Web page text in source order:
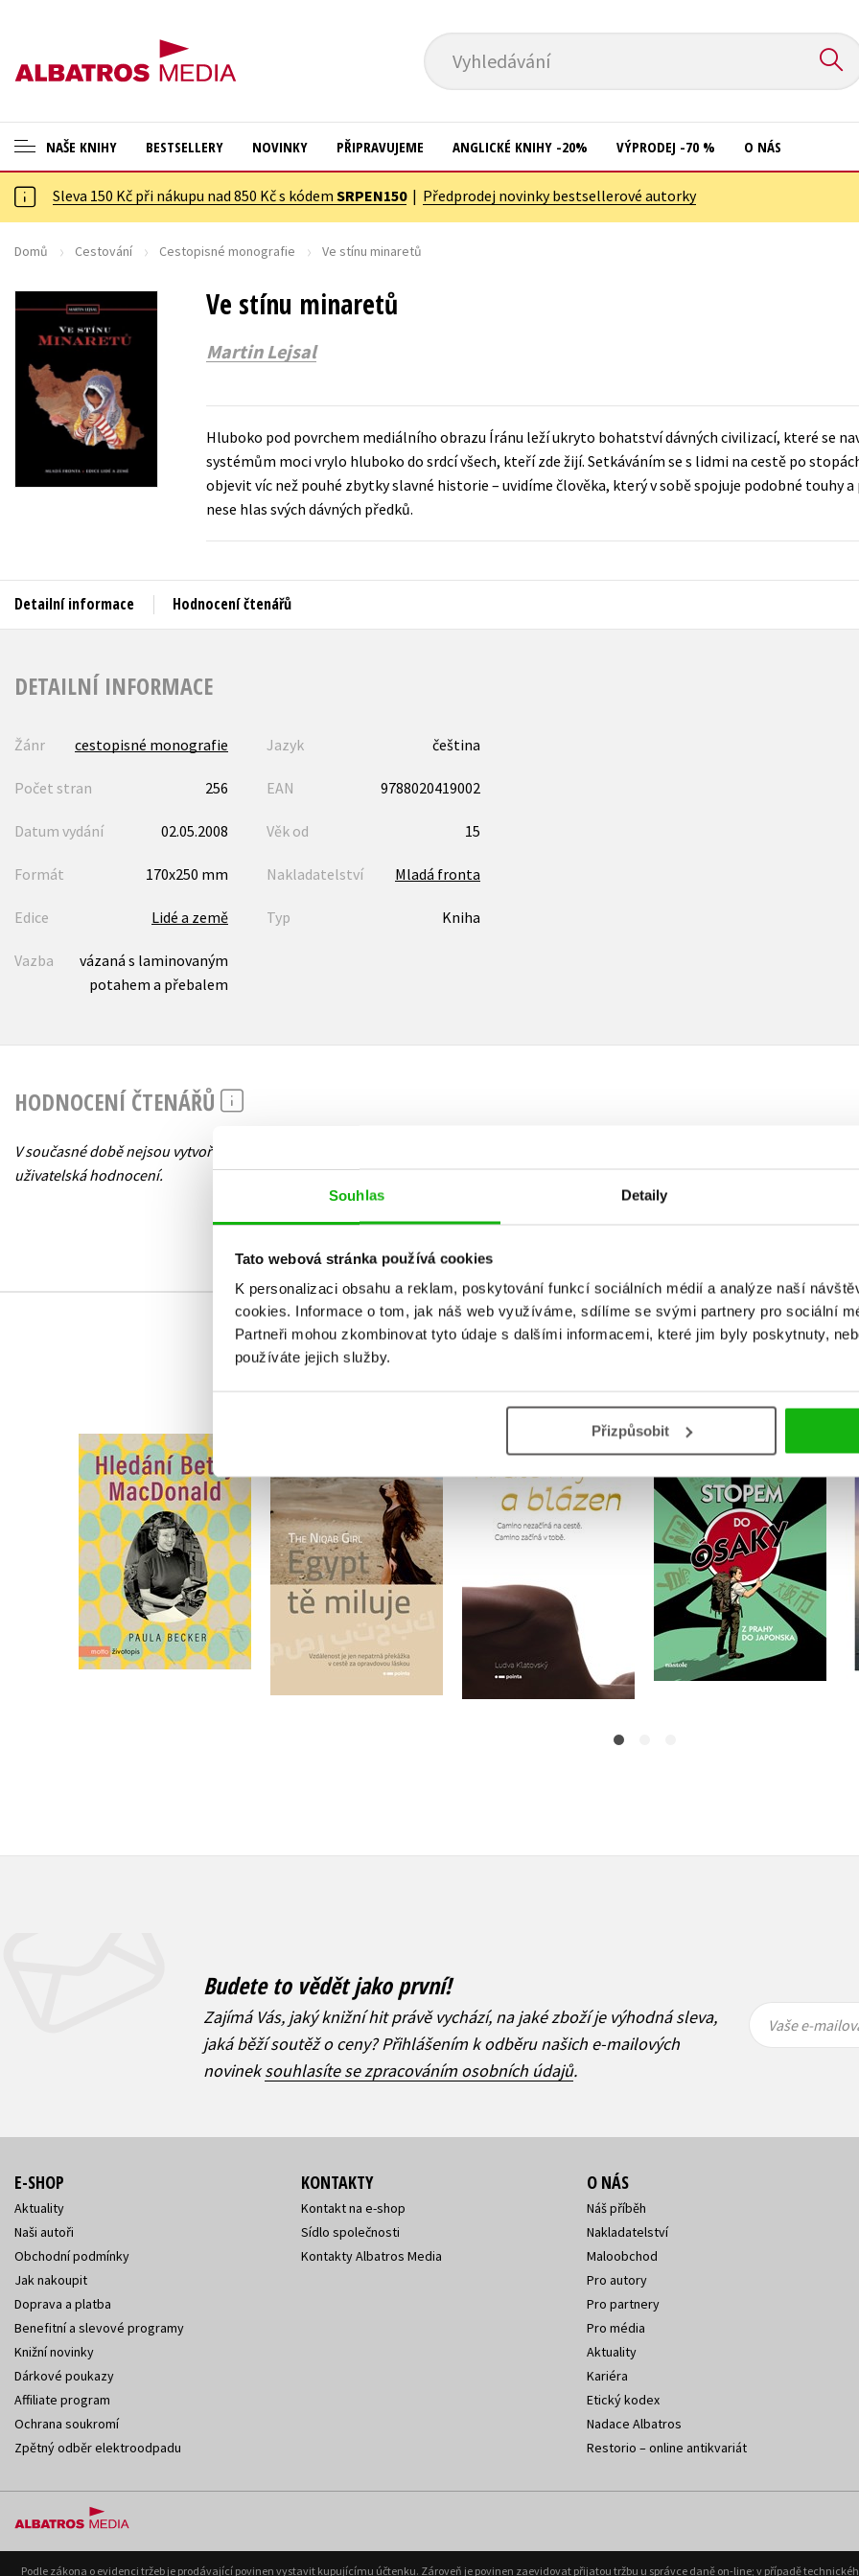
Souhlas Detaily
Tato webová stránka používá cookies
K personalizaci obsahu a reklam, poskytování funkcí sociálních médií a analýze naší
cookies. Informace o tom, jak náš web využíváme, sdílíme se svými partnery pro sociální
Partneři mohou zkombinovat tyto údaje s dalšími informacemi, které jim byly poskytnuty,
používáte jejich služby.
Přizpůsobit
Vyhledávání
NAŠE KNIHY
ANGLICKÉ KNIHY -20 %
VÝPRODEJ -70 %
ASTERIX S DÁRKEM
✉️ DÁRKOVÉ POUKAZY
Auto - moto
Beletrie pro děti
Cestování
Dárkové publikace
Digitální fotografie
Esoterika a duchovní svět
Jazyky
Kalendáře
Populárně - naučná pro dospělé
Populárně - naučné pro děti
Příroda a zahrada
Young adult (SK)
Zahraniční literatura
Všechny tituly
BESTSELLERY NOVINKY PŘIPRAVUJEME ANGLICKÉ KNIHY -20% VÝPRODEJ -70 % O NÁS
Sleva 150 Kč při nákupu nad 850 Kč s kódem SRPEN150| Předprodej novinky bestsellerové autorky
Domů Cestování Cestopisné monografie Ve stínu minaretů
Ve stínu minaretů
Martin Lejsal
Hluboko pod povrchem mediálního obrazu Íránu leží ukryto bohatství dávných civilizací, které se
systémům moci vrylo hluboko do srdcí všech, kteří zde žijí. Setkáváním se s lidmi na cestě po
objevit víc než pouhé zbytky slavné historie – uvidíme člověka, který v sobě spojuje podobné touhy a
nese hlas svých dávných předků.
Detailní informace Hodnocení čtenářů
DETAILNÍ INFORMACE
Žánr cestopisné monografie Jazyk čeština
Počet stran 256 EAN 9788020419002
Datum vydání 02.05.2008 Věk od 15
Formát 170x250 mm Nakladatelství Mladá fronta
Edice Lidé a země Typ Kniha
Vazba
vázaná s laminovaným
potahem a přebalem
HODNOCENÍ ČTENÁŘŮ
V současné době nejsou vytvořena žádná
uživatelská hodnocení.
Uživatelskou recenzi mohou vkládat pouze registrovaní
MOHLO BY VÁS TAKÉ ZAJÍMAT
Hledání Betty
MacDonald
Paula Becker
Do košíku
449 Kč
359 Kč
The Niqab Girl
Do košíku
299 Kč
239 Kč
Královny a blázen
Ludva Klatovský
Do košíku
399 Kč
Stopem do Ósaky
Tomáš Poláček
Do košíku
590 Kč
472 Kč
Budete to vědět jako první!
Zajímá Vás, jaký knižní hit právě vychází, na jaké zboží je výhodná sleva,
jaká běží soutěž o ceny? Přihlášením k odběru našich e-mailových
novineksouhlasíte se zpracováním osobních údajů.
mailová
mailová
Vaše e-
E-SHOP
Aktuality
Naši autoři
Obchodní podmínky
Jak nakoupit
Doprava a platba
Benefitní a slevové programy
Knižní novinky
Dárkové poukazy
Affiliate program
Ochrana soukromí
Zpětný odběr elektroodpadu
KONTAKTY
Kontakt na e-shop
Sídlo společnosti
Kontakty Albatros Media
O NÁS
Náš příběh
Nakladatelství
Maloobchod
Pro autory
Pro partnery
Pro média
Aktuality
Kariéra
Etický kodex
Nadace Albatros
Restorio – online antikvariát
Podle zákona o evidenci tržeb je prodávající povinen vystavit kupujícímu účtenku. Zároveň je povinen zaevidovat přijatou tržbu u správce daně on-line; v případě